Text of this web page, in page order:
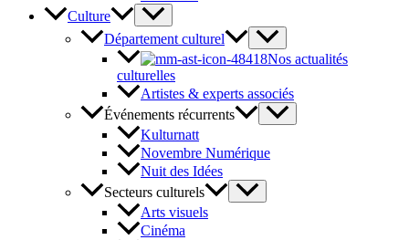
Culture
Département culturel
Nos actualités
culturelles
Artistes & experts associés
Événements récurrents
Kulturnatt
Novembre Numérique
Nuit des Idées
Secteurs culturels
Arts visuels
Cinéma